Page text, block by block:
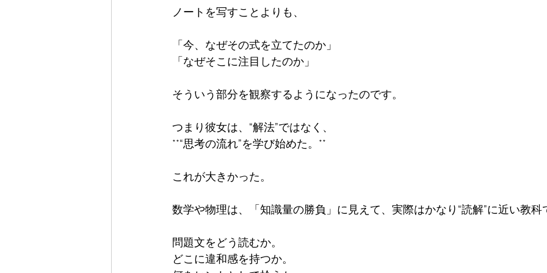
ノートを写すことよりも、
「今、なぜその式を立てたのか」
「なぜそこに注目したのか」
そういう部分を観察するようになったのです。
つまり彼女は、“解法”ではなく、
**“思考の流れ”を学び始めた。**
これが大きかった。
数学や物理は、「知識量の勝負」に見えて、実際はかなり“読解”に近い教科
問題文をどう読むか。
どこに違和感を持つか。